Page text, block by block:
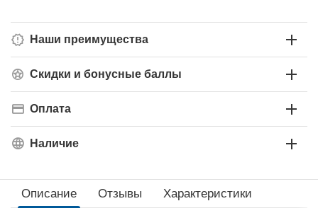
Наши преимущества
Скидки и бонусные баллы
Оплата
Наличие
Описание Отзывы Характеристики